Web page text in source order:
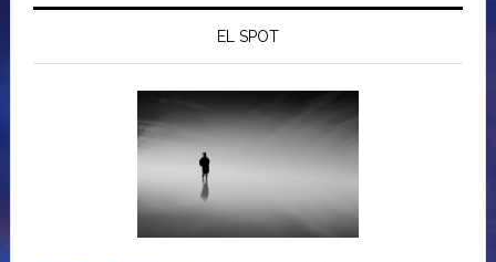
EL SPOT